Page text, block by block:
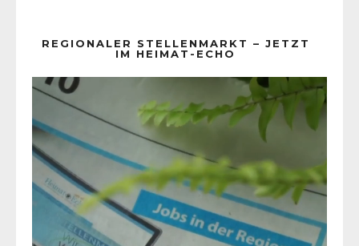
REGIONALER STELLENMARKT – JETZT
IM HEIMAT-ECHO
Player